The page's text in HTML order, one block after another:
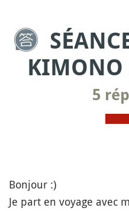
KIMONO
5
Bonjour :)
Je part en voyage avec